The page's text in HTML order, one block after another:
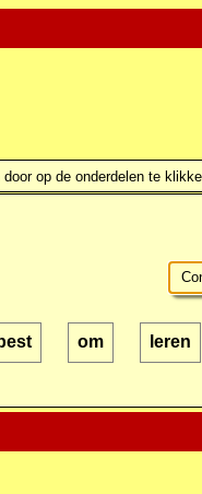
op de onderdelen te
best om leren